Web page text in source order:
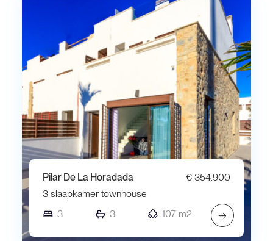
Pilar De La Horadada
€ 354.900
3 slaapkamer townhouse
3
3 107 m2 →